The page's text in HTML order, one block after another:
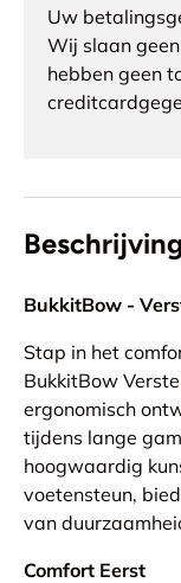
Uw
Wij slaan
hebben geen
Beschrijving
BukkitBow -
Stap in het
BukkitBow
ergonomisch
tijdens lange
hoogwaardig
voetensteun,
van
Comfort Eerst